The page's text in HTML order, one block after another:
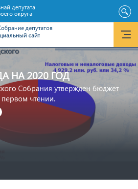
депутатов
сайт
депутата
округа
НА 2020 ГОД
Собрания утвержден бюджет
первом чтении.